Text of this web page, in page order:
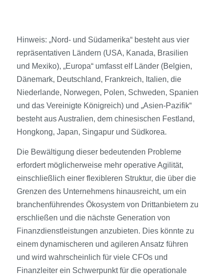
Hinweis: „Nord- und Südamerika“ besteht aus vier
repräsentativen Ländern (USA, Kanada, Brasilien
und Mexiko), „Europa“ umfasst elf Länder (Belgien,
Dänemark, Deutschland, Frankreich, Italien, die
Niederlande, Norwegen, Polen, Schweden, Spanien
und das Vereinigte Königreich) und „Asien-Pazifik“
besteht aus Australien, dem chinesischen Festland,
Hongkong, Japan, Singapur und Südkorea.
Die Bewältigung dieser bedeutenden Probleme
erfordert möglicherweise mehr operative Agilität,
einschließlich einer flexibleren Struktur, die über die
Grenzen des Unternehmens hinausreicht, um ein
branchenführendes Ökosystem von Drittanbietern zu
erschließen und die nächste Generation von
Finanzdienstleistungen anzubieten. Dies könnte zu
einem dynamischeren und agileren Ansatz führen
und wird wahrscheinlich für viele CFOs und
Finanzleiter ein Schwerpunkt für die operationale